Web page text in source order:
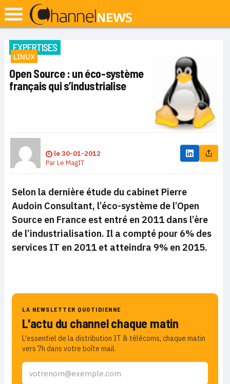
EXPERTISES
LINUX
Open Source : un éco-système
français qui s’industrialise
le30-01-2012
ParLe MagIT
Selon la dernière étude du cabinet Pierre
Audoin Consultant, l’éco-système de l’Open
Source en France est entré en 2011 dans l’ère
de l’industrialisation. Il a compté pour 6% des
services IT en 2011 et atteindra 9% en 2015.
LA NEWSLETTER QUOTIDIENNE
L'actu du channel chaque matin
L'essentiel de la distribution IT & télécoms, chaque matin
vers 7h dans votre boîte mail.